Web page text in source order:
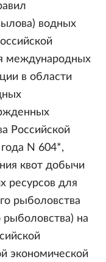
водных
международных
в области
Российской
N 604*,
квот добычи
ресурсов для
рыболовства
на
экономической